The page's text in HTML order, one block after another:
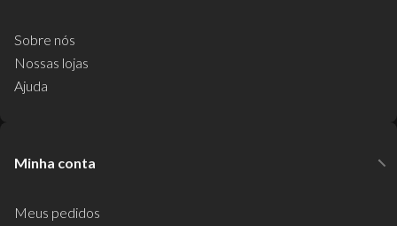
Sobre nós
Nossas lojas
Ajuda
Minha conta
Meus pedidos